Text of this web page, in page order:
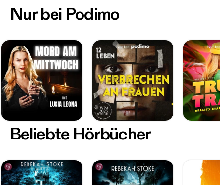
Nur bei Podimo
Beliebte Hörbücher